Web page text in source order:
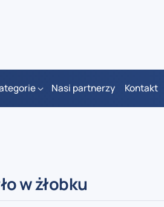
Nasi partnerzy Kontakt
w żłobku